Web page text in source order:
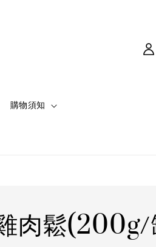
購物須知
肉鬆(200g/